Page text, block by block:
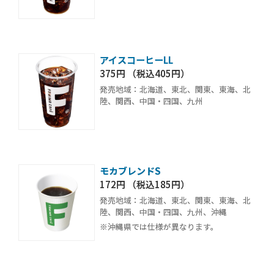
アイスコーヒーLL
375円 （税込405円）
発売地域：北海道、東北、関東、東海、北
陸、関西、中国・四国、九州
モカブレンドS
172円 （税込185円）
発売地域：北海道、東北、関東、東海、北
陸、関西、中国・四国、九州、沖縄
※沖縄県では仕様が異なります。